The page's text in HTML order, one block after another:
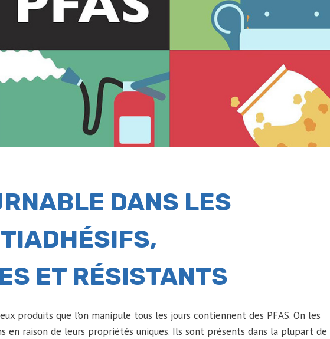
DANS LES
ET RÉSISTANTS
produits que l’on manipule tous les jours contiennent des PFAS. On les
en raison de leurs propriétés uniques. Ils sont présents dans la plupart de